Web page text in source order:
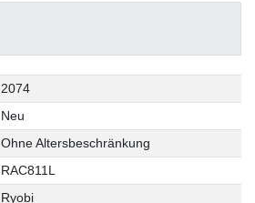
2074
Neu
Ohne Altersbeschränkung
RAC811L
Ryobi